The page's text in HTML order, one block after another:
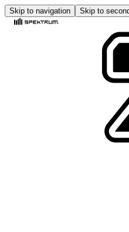
Skip to navigation Skip to